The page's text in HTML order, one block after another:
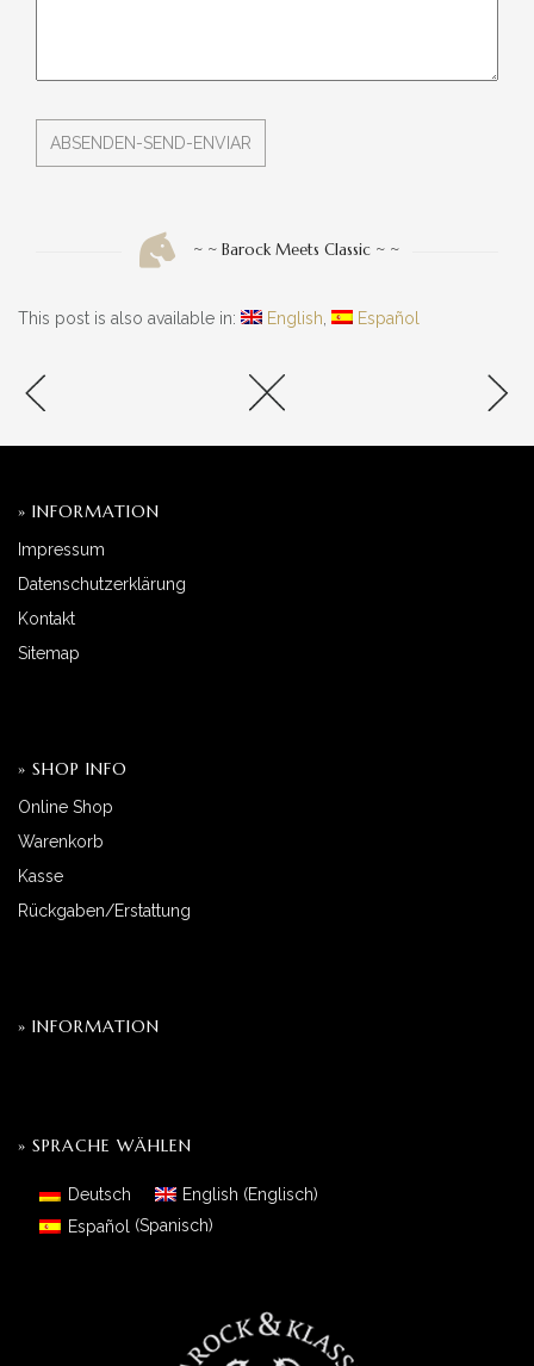
~ ~ Barock Meets Classic ~ ~
This post is also available in: English Español
» INFORMATION
Impressum
Datenschutzerklärung
Kontakt
Sitemap
» SHOP INFO
Online Shop
Warenkorb
Kasse
Rückgaben/Erstattung
» INFORMATION
» SPRACHE WÄHLEN
Deutsch English (Englisch)
Español
(Spanisch)